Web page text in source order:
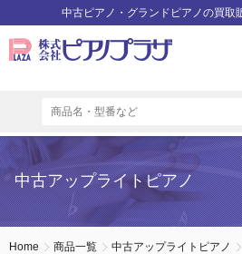
中古ピアノ・グランドピアノの買取
中古アップライトピアノ
Home 商品一覧
中古アップライトピアノ